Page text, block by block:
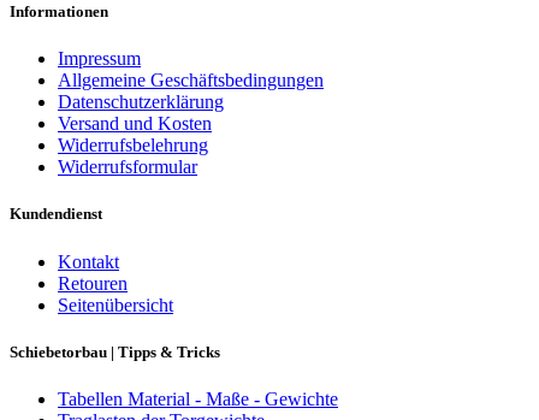
Informationen
Impressum
Allgemeine Geschäftsbedingungen
Datenschutzerklärung
Versand und Kosten
Widerrufsbelehrung
Widerrufsformular
Kundendienst
Kontakt
Retouren
Seitenübersicht
Schiebetorbau | Tipps & Tricks
Tabellen Material - Maße - Gewichte